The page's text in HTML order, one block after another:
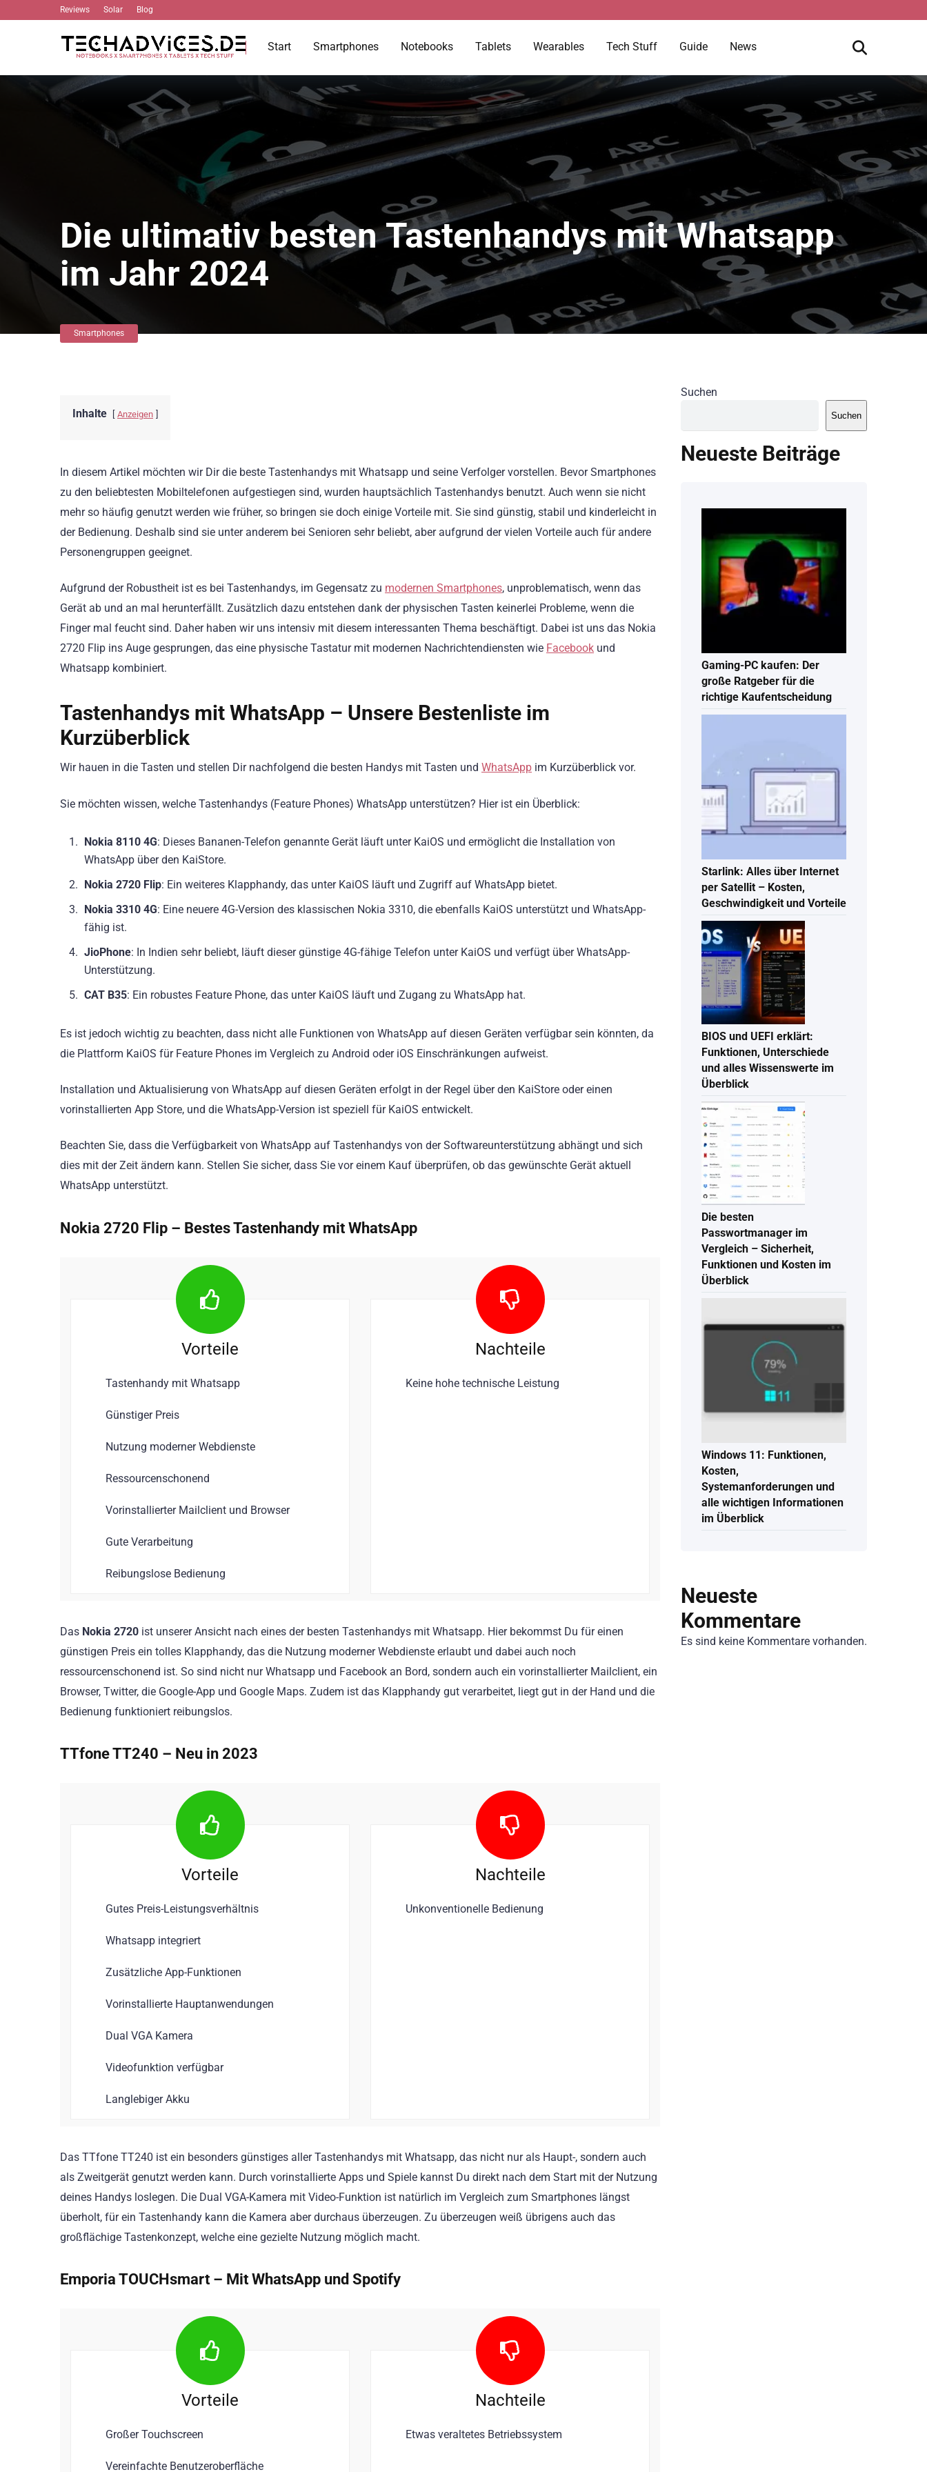
Reviews Solar Blog
Start Smartphones Notebooks Tablets Wearables Tech Stuff Guide News
Die ultimativ besten Tastenhandys mit Whatsapp
im Jahr 2024
Smartphones
Inhalte Anzeigen
In diesem Artikel möchten wir Dir die beste Tastenhandys mit Whatsapp und seine Verfolger vorstellen. Bevor Smartphones
zu den beliebtesten Mobiltelefonen aufgestiegen sind, wurden hauptsächlich Tastenhandys benutzt. Auch wenn sie nicht
mehr so häufig genutzt werden wie früher, so bringen sie doch einige Vorteile mit. Sie sind günstig, stabil und kinderleicht in
der Bedienung. Deshalb sind sie unter anderem bei Senioren sehr beliebt, aber aufgrund der vielen Vorteile auch für andere
Personengruppen geeignet.
Aufgrund der Robustheit ist es bei Tastenhandys, im Gegensatz zu modernen Smartphones, unproblematisch, wenn das
Gerät ab und an mal herunterfällt. Zusätzlich dazu entstehen dank der physischen Tasten keinerlei Probleme, wenn die
Finger mal feucht sind. Daher haben wir uns intensiv mit diesem interessanten Thema beschäftigt. Dabei ist uns das Nokia
2720 Flip ins Auge gesprungen, das eine physische Tastatur mit modernen Nachrichtendiensten wie Facebook und
Whatsapp kombiniert.
Tastenhandys mit WhatsApp – Unsere Bestenliste im
Kurzüberblick
Wir hauen in die Tasten und stellen Dir nachfolgend die besten Handys mit Tasten und WhatsApp im Kurzüberblick vor.
Sie möchten wissen, welche Tastenhandys (Feature Phones) WhatsApp unterstützen? Hier ist ein Überblick:
Nokia 8110 4G: Dieses Bananen-Telefon genannte Gerät läuft unter KaiOS und ermöglicht die Installation von
WhatsApp über den KaiStore.
Nokia 2720 Flip: Ein weiteres Klapphandy, das unter KaiOS läuft und Zugriff auf WhatsApp bietet.
Nokia 3310 4G: Eine neuere 4G-Version des klassischen Nokia 3310, die ebenfalls KaiOS unterstützt und WhatsApp-
fähig ist.
JioPhone: In Indien sehr beliebt, läuft dieser günstige 4G-fähige Telefon unter KaiOS und verfügt über WhatsApp-
Unterstützung.
CAT B35: Ein robustes Feature Phone, das unter KaiOS läuft und Zugang zu WhatsApp hat.
Es ist jedoch wichtig zu beachten, dass nicht alle Funktionen von WhatsApp auf diesen Geräten verfügbar sein könnten, da
die Plattform KaiOS für Feature Phones im Vergleich zu Android oder iOS Einschränkungen aufweist.
Installation und Aktualisierung von WhatsApp auf diesen Geräten erfolgt in der Regel über den KaiStore oder einen
vorinstallierten App Store, und die WhatsApp-Version ist speziell für KaiOS entwickelt.
Beachten Sie, dass die Verfügbarkeit von WhatsApp auf Tastenhandys von der Softwareunterstützung abhängt und sich
dies mit der Zeit ändern kann. Stellen Sie sicher, dass Sie vor einem Kauf überprüfen, ob das gewünschte Gerät aktuell
WhatsApp unterstützt.
Nokia 2720 Flip – Bestes Tastenhandy mit WhatsApp
Vorteile
Tastenhandy mit Whatsapp
Günstiger Preis
Nutzung moderner Webdienste
Ressourcenschonend
Vorinstallierter Mailclient und Browser
Gute Verarbeitung
Reibungslose Bedienung
Nachteile
Keine hohe technische Leistung
Das Nokia 2720 ist unserer Ansicht nach eines der besten Tastenhandys mit Whatsapp. Hier bekommst Du für einen
günstigen Preis ein tolles Klapphandy, das die Nutzung moderner Webdienste erlaubt und dabei auch noch
ressourcenschonend ist. So sind nicht nur Whatsapp und Facebook an Bord, sondern auch ein vorinstallierter Mailclient, ein
Browser, Twitter, die Google-App und Google Maps. Zudem ist das Klapphandy gut verarbeitet, liegt gut in der Hand und die
Bedienung funktioniert reibungslos.
TTfone TT240 – Neu in 2023
Vorteile
Gutes Preis-Leistungsverhältnis
Whatsapp integriert
Zusätzliche App-Funktionen
Vorinstallierte Hauptanwendungen
Dual VGA Kamera
Videofunktion verfügbar
Langlebiger Akku
Nachteile
Unkonventionelle Bedienung
Das TTfone TT240 ist ein besonders günstiges aller Tastenhandys mit Whatsapp, das nicht nur als Haupt-, sondern auch
als Zweitgerät genutzt werden kann. Durch vorinstallierte Apps und Spiele kannst Du direkt nach dem Start mit der Nutzung
deines Handys loslegen. Die Dual VGA-Kamera mit Video-Funktion ist natürlich im Vergleich zum Smartphones längst
überholt, für ein Tastenhandy kann die Kamera aber durchaus überzeugen. Zu überzeugen weiß übrigens auch das
großflächige Tastenkonzept, welche eine gezielte Nutzung möglich macht.
Emporia TOUCHsmart – Mit WhatsApp und Spotify
Vorteile
Großer Touchscreen
Vereinfachte Benutzeroberfläche
Nachteile
Etwas veraltetes Betriebssystem
Suchen
Suchen
Neueste Beiträge
Gaming-PC kaufen: Der
große Ratgeber für die
richtige Kaufentscheidung
Starlink: Alles über Internet
per Satellit – Kosten,
Geschwindigkeit und Vorteile
BIOS und UEFI erklärt:
Funktionen, Unterschiede
und alles Wissenswerte im
Überblick
Die besten
Passwortmanager im
Vergleich – Sicherheit,
Funktionen und Kosten im
Überblick
Windows 11: Funktionen,
Kosten,
Systemanforderungen und
alle wichtigen Informationen
im Überblick
Neueste
Kommentare
Es sind keine Kommentare vorhanden.